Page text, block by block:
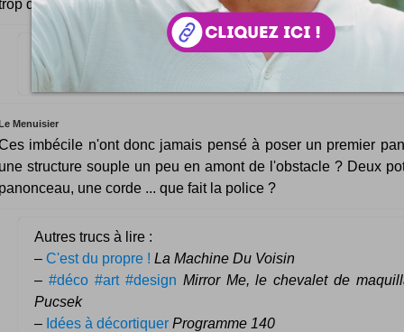
drole !!!!!!!!!ils ne savent peut-etre pas lire
il faut etre bigleux a ce point là!!!!!!!!!!!!!!
Menuisier
imbécile n'ont donc jamais pensé à poser un premier
structure souple un peu en amont de l'obstacle ? Deux
une corde ... que fait la police ?
Autres trucs à lire :
– C'est du propre ! La Machine Du Voisin
– #déco #art #design Mirror Me, le chevalet de
Pucsek
– Idées à décortiquer Programme 140